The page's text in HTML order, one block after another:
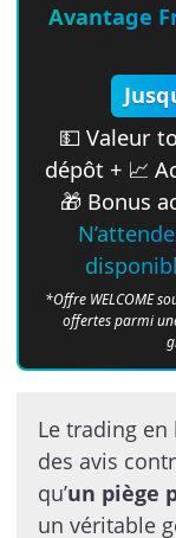
Avantage
💵 Valeur
dépôt + 📈
🎁 Bonus
*Offre WELCOME
offertes parmi
Le trading
des avis
qu’un piège
un véritable